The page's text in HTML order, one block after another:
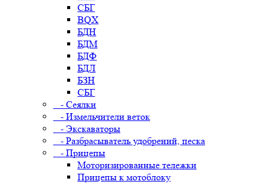
СБГ
BQX
БДН
БДМ
БДФ
БДЛ
БЗН
СБГ
- Сеялки
- Измельчители веток
- Экскаваторы
- Разбрасыватель удобрений, песка
- Прицепы
Моторизированные тележки
Прицепы к мотоблоку